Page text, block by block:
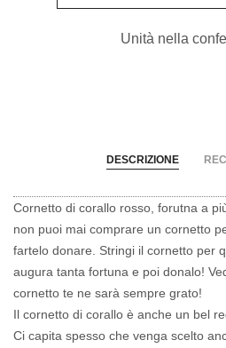
Unità nella
DESCRIZIONE
Cornetto di corallo rosso, forutna a
non puoi mai comprare un cornetto
fartelo donare. Stringi il cornetto per
augura tanta fortuna e poi donalo!
cornetto te ne sarà sempre grato!
Il cornetto di corallo è anche un bel
Ci capita spesso che venga scelto